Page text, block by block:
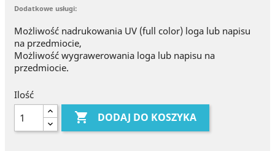
Dodatkowe usługi:
Możliwość nadrukowania UV (full color) loga lub napisu
na przedmiocie,
Możliwość wygrawerowania loga lub napisu na
przedmiocie.
Ilość
 DODAJ DO KOSZYKA